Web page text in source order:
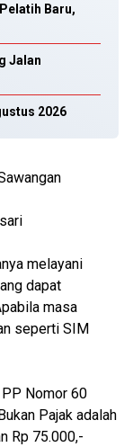
Baru,
Jalan
2026
melayani
dapat
masa
seperti SIM
Nomor 60
Pajak adalah
Rp 75.000,-